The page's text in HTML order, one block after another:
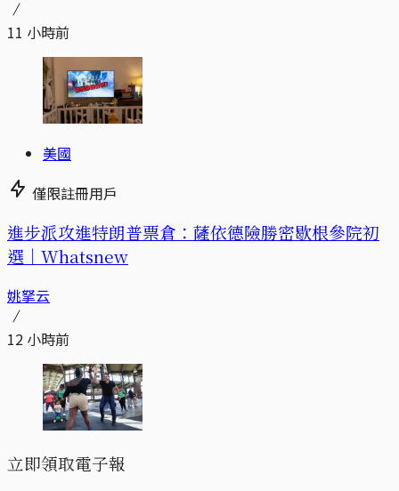
11 小時前
美國
僅限註冊用戶
進步派攻進特朗普票倉：薩依德險勝密歇根參院初
選｜Whatsnew
姚拏云
12 小時前
立即領取電子報